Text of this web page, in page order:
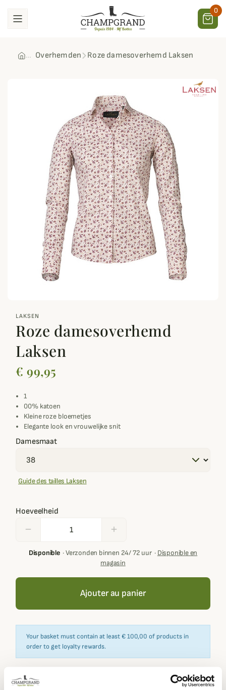
0
Overhemden Roze damesoverhemd Laksen
LAKSEN
Roze damesoverhemd
Laksen
€ 99,95
1
00% katoen
Kleine roze bloemetjes
Elegante look en vrouwelijke snit
Damesmaat
Guide des tailles Laksen
Hoeveelheid
remove add
Disponible·Verzonden binnen 24/ 72 uur· Disponible en
magasin
Ajouter au panier
Your basket must contain at least € 100,00 of products in
order to get loyalty rewards.